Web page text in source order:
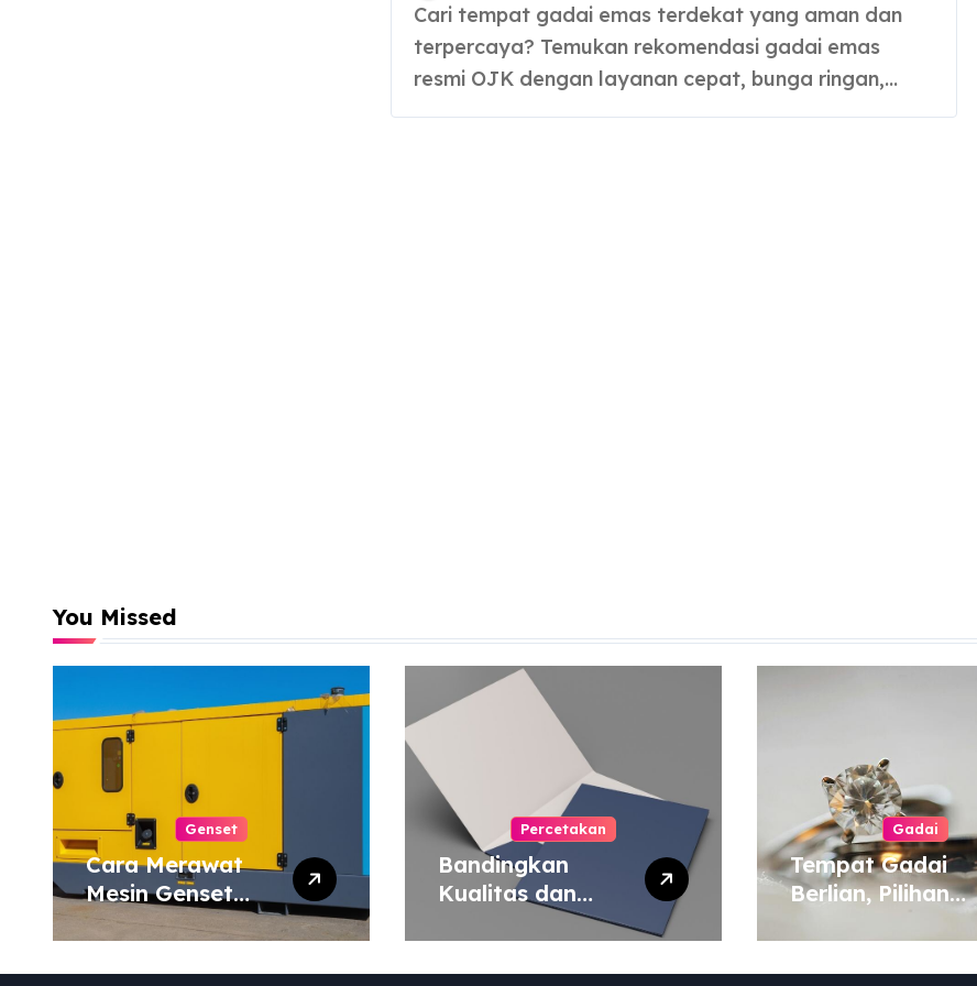
Cari tempat gadai emas terdekat yang aman dan
terpercaya? Temukan rekomendasi gadai emas
resmi OJK dengan layanan cepat, bunga ringan,…
You Missed
Genset
Cara Merawat
Mesin Genset
agar Tahan Lama
Percetakan
Bandingkan
Kualitas dan
Harga Cetak
Map yang Murah
atau Mahal
Gadai
Tempat Gadai
Berlian, Pilihan
Kebutuhan Dana
Darurat